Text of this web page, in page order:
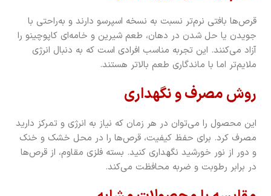
قرص‌ها بافتی نرم‌تر نسبت به نسخه اسپرسو دارند و به‌راحتی با
جویدن یا حل شدن در دهان، طعم شیرین و خامه‌ای کاپوچینو را
آزاد می‌کنند. این تجربه مناسب افرادی است که به دنبال انرژی
ملایم‌تر اما با ماندگاری طعم بالاتر هستند.
روش مصرف و نگهداری
این محصول را می‌توان در هر زمان که نیاز به انرژی و تمرکز دارید
مصرف کرد. برای حفظ کیفیت، قرص‌ها را در محل خشک و خنک
و دور از نور خورشید نگهداری کنید. بسته فلزی مقاوم، از قرص‌ها
در برابر رطوبت و ضربه محافظت می‌کند.